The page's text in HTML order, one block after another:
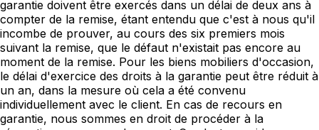
garantie doivent être exercés dans un délai de deux ans à
compter de la remise, étant entendu que c'est à nous qu'il
incombe de prouver, au cours des six premiers mois
suivant la remise, que le défaut n'existait pas encore au
moment de la remise. Pour les biens mobiliers d'occasion,
le délai d'exercice des droits à la garantie peut être réduit à
un an, dans la mesure où cela a été convenu
individuellement avec le client. En cas de recours en
garantie, nous sommes en droit de procéder à la